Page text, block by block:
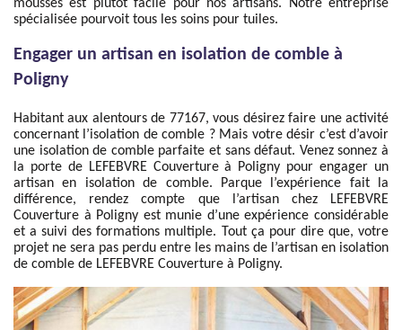
mousses est plutôt facile pour nos artisans. Notre entreprise
spécialisée pourvoit tous les soins pour tuiles.
Engager un artisan en isolation de comble à
Poligny
Habitant aux alentours de 77167, vous désirez faire une activité
concernant l’isolation de comble ? Mais votre désir c’est d’avoir
une isolation de comble parfaite et sans défaut. Venez sonnez à
la porte de LEFEBVRE Couverture à Poligny pour engager un
artisan en isolation de comble. Parque l’expérience fait la
différence, rendez compte que l’artisan chez LEFEBVRE
Couverture à Poligny est munie d’une expérience considérable
et a suivi des formations multiple. Tout ça pour dire que, votre
projet ne sera pas perdu entre les mains de l’artisan en isolation
de comble de LEFEBVRE Couverture à Poligny.